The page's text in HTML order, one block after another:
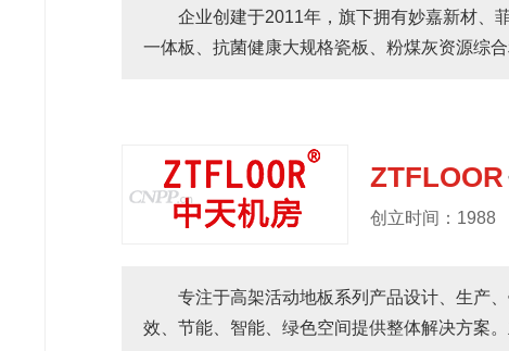
企业创建于2011年，旗下拥有妙嘉新材、
一体板、抗菌健康大规格瓷板、粉煤灰资源综
ZTFLOOR
创立时间：1988
专注于高架活动地板系列产品设计、生产
效、节能、智能、绿色空间提供整体解决方案